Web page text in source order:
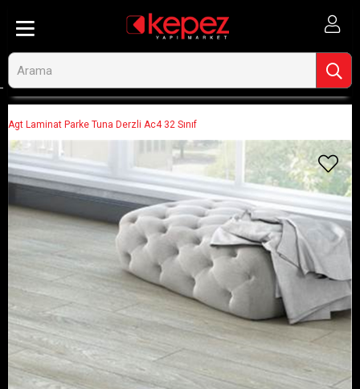
Agt Laminat Parke Tuna Derzli Ac4 32 Sınıf